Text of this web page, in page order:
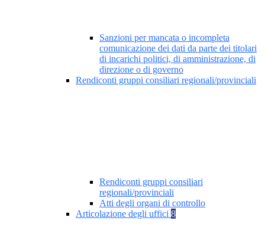
Sanzioni per mancata o incompleta
comunicazione dei dati da parte dei titolari
di incarichi politici, di amministrazione, di
direzione o di governo
Rendiconti gruppi consiliari regionali/provinciali
Rendiconti gruppi consiliari
regionali/provinciali
Atti degli organi di controllo
Articolazione degli uffici 8